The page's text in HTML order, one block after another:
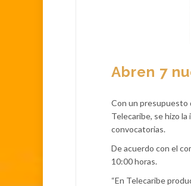
Abren 7
Con un presupuesto
Telecaribe, se hizo la
convocatorias.
De acuerdo con el
10:00 horas.
“En Telecaribe